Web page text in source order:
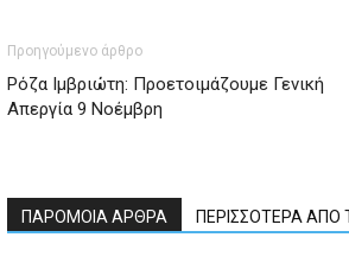
Προηγούμενο άρθρο
Ρόζα Ιμβριώτη: Προετοιμάζουμε Γενική
Απεργία 9 Νοέμβρη
ΠΑΡΟΜΟΙΑ ΑΡΘΡΑ ΠΕΡΙΣΣΟΤΕΡΑ ΑΠΟ